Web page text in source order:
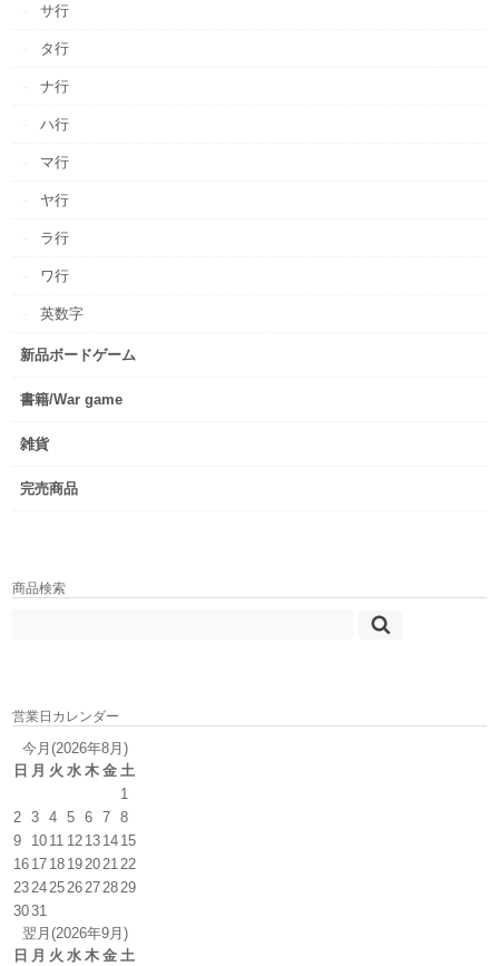
サ行
タ行
ナ行
ハ行
マ行
ヤ行
ラ行
ワ行
英数字
新品ボードゲーム
書籍/War game
雑貨
完売商品
商品検索
営業日カレンダー
今月(2026年8月)
日 月 火 水 木 金 土
1
2
3 4 5 6 7
8
9
10 11 12 13 14 15
16 17 18 19202122
23242526272829
3031
翌月(2026年9月)
日 月 火 水 木 金 土